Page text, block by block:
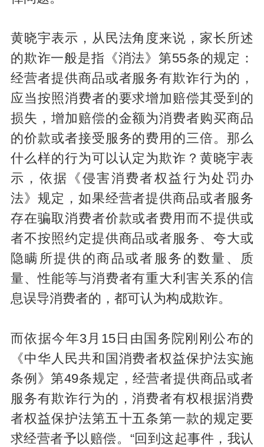
黄晓宇表示，从民法角度来说，家长所述
的欺诈一般是指《消法》第55条的规定：
经营者提供商品或者服务有欺诈行为的，
应当按照消费者的要求增加赔偿其受到的
损失，增加赔偿的金额为消费者购买商品
的价款或者接受服务的费用的三倍。那么
什么样的行为可以认定为欺诈？黄晓宇表
示，依据《侵害消费者权益行为处罚办
法》规定，如果经营者提供商品或者服务
存在骗取消费者价款或者费用而不提供或
者不按照约定提供商品或者服务、夸大或
隐瞒所提供的商品或者服务的数量、质
量、性能等与消费者有重大利害关系的信
息误导消费者的，都可认为构成欺诈。
而依据今年3月15日由国务院刚刚公布的
《中华人民共和国消费者权益保护法实施
条例》第49条规定，经营者提供商品或者
服务有欺诈行为的，消费者有权根据消费
者权益保护法第五十五条第一款的规定要
求经营者予以赔偿。“回到这起事件，我认